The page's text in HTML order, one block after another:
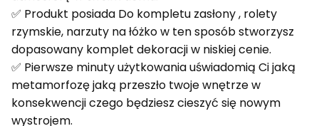
✅ Produkt posiada Do kompletu zasłony , rolety
rzymskie, narzuty na łóżko w ten sposób stworzysz
dopasowany komplet dekoracji w niskiej cenie.
✅ Pierwsze minuty użytkowania uświadomią Ci jaką
metamorfozę jaką przeszło twoje wnętrze w
konsekwencji czego będziesz cieszyć się nowym
wystrojem.